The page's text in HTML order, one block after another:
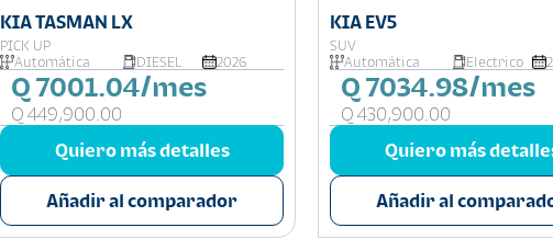
KIA TASMAN LX
PICK UP
Automática
DIESEL 2026
Q 7001.04/mes
Q 449,900.00
Quiero más detalles
Añadir al comparador
KIA EV5
SUV
Automática
Electrico
Q 7034.98/mes
Q 430,900.00
Quiero más
Añadir al